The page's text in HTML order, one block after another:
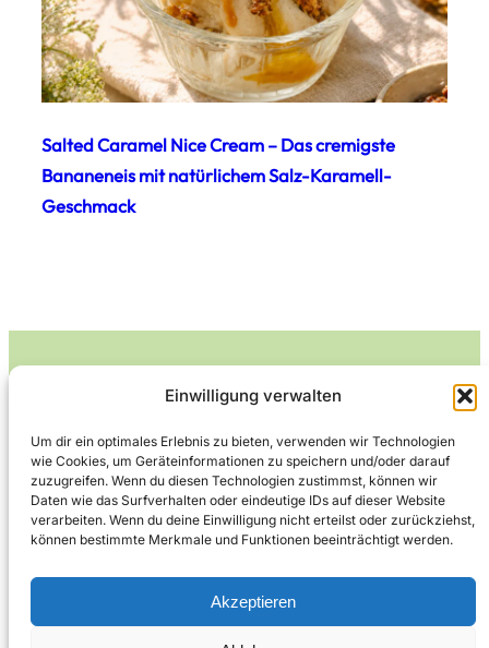
Einwilligung verwalten
Um dir ein optimales Erlebnis zu bieten, verwenden wir Technologien
wie Cookies, um Geräteinformationen zu speichern und/oder darauf
zuzugreifen. Wenn du diesen Technologien zustimmst, können wir
Daten wie das Surfverhalten oder eindeutige IDs auf dieser Website
verarbeiten. Wenn du deine Einwilligung nicht erteilst oder zurückziehst,
können bestimmte Merkmale und Funktionen beeinträchtigt werden.
Akzeptieren
Salted Caramel Nice Cream – Das cremigste
Bananeneis mit natürlichem Salz-Karamell-
Geschmack
Leckerlife
Lecker essen – gesund leben.